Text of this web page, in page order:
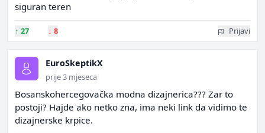
siguran teren
↑ 27 ↓ 8 Prijavi
EuroSkeptikX
prije 3 mjeseca
Bosanskohercegovačka modna dizajnerica??? Zar to
postoji? Hajde ako netko zna, ima neki link da vidimo te
dizajnerske krpice.